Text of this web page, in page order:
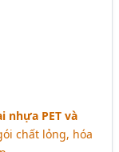
nhựa PET và
chất lỏng, hóa